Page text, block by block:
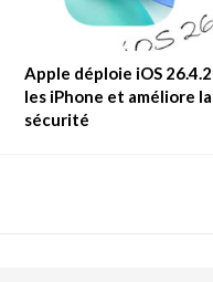
Apple déploie iOS
les iPhone et améliore la
sécurité